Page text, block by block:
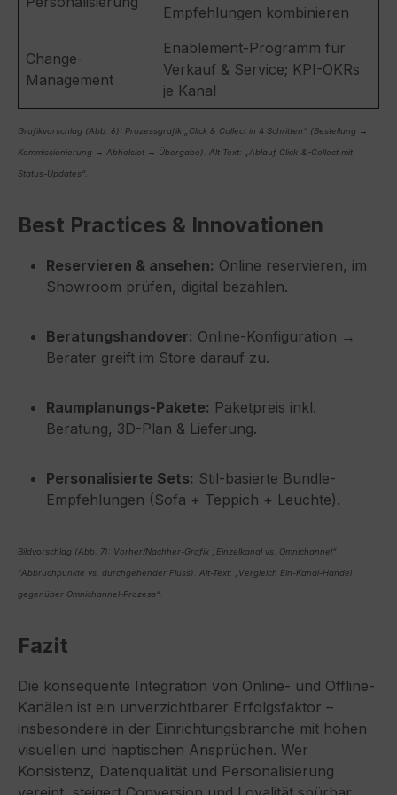
Empfehlungen kombinieren
Change-
Management
Enablement-Programm für
Verkauf & Service; KPI-OKRs
je Kanal
Grafikvorschlag (Abb. 6): Prozessgrafik „Click & Collect in 4 Schritten“ (Bestellung →
Kommissionierung → Abholslot → Übergabe). Alt-Text: „Ablauf Click-&-Collect mit
Status-Updates“.
Best Practices & Innovationen
Reservieren & ansehen: Online reservieren, im
Showroom prüfen, digital bezahlen.
Beratungshandover: Online-Konfiguration →
Berater greift im Store darauf zu.
Raumplanungs-Pakete: Paketpreis inkl.
Beratung, 3D-Plan & Lieferung.
Personalisierte Sets: Stil-basierte Bundle-
Empfehlungen (Sofa + Teppich + Leuchte).
Bildvorschlag (Abb. 7): Vorher/Nachher-Grafik „Einzelkanal vs. Omnichannel“
(Abbruchpunkte vs. durchgehender Fluss). Alt-Text: „Vergleich Ein-Kanal-Handel
gegenüber Omnichannel-Prozess“.
Fazit
Die konsequente Integration von Online- und Offline-
Kanälen ist ein unverzichtbarer Erfolgsfaktor –
insbesondere in der Einrichtungsbranche mit hohen
visuellen und haptischen Ansprüchen. Wer
Konsistenz, Datenqualität und Personalisierung